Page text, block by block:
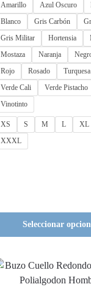
Amarillo Azul Oscuro
Blanco
Gris Carbón
Gris Militar
Hortensia
Mostaza
Naranja
Rojo
Rosado
Turquesa
Verde Cali
Verde Pistacho
Vinotinto
XS S M L XL
XXXL
Seleccionar